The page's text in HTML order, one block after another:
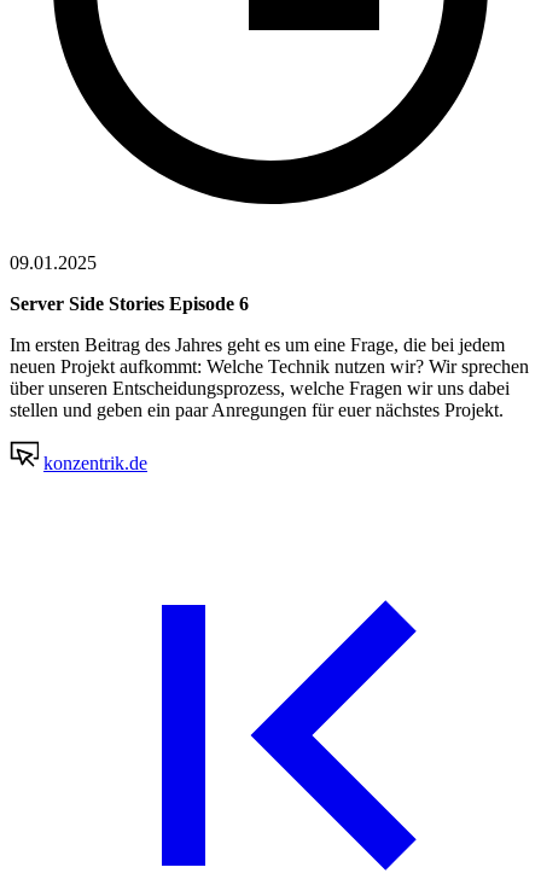
09.01.2025
Server Side Stories Episode 6
Im ersten Beitrag des Jahres geht es um eine Frage, die bei jedem
neuen Projekt aufkommt: Welche Technik nutzen wir? Wir sprechen
über unseren Entscheidungsprozess, welche Fragen wir uns dabei
stellen und geben ein paar Anregungen für euer nächstes Projekt.
konzentrik.de